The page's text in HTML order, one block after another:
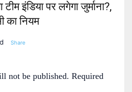
इंडिया पर लगेगा जुर्माना?,
का नियम
Share
not be published. Required